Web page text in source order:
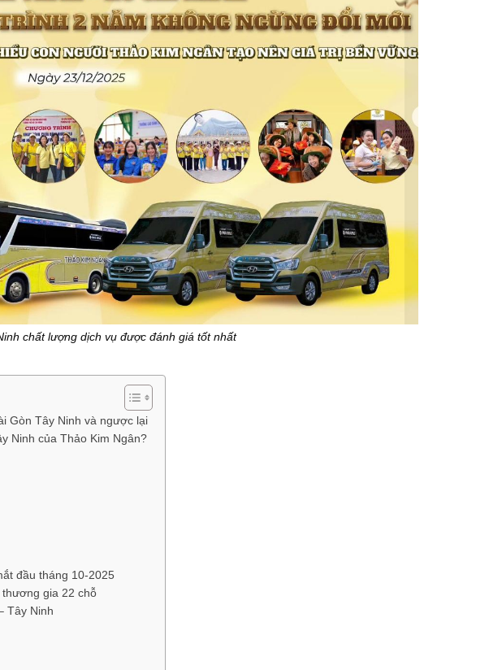
chất lượng dịch vụ được đánh giá tốt nhất
Gòn Tây Ninh và ngược lại
Ninh của Thảo Kim Ngân?
đầu tháng 10-2025
gia 22 chỗ
Tây Ninh